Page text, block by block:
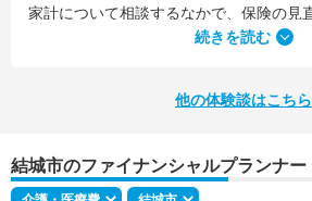
続きを読む
他の体験談はこちら
結城市のファイナンシャルプランナー